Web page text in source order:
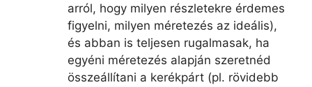
arról, hogy milyen részletekre érdemes
figyelni, milyen méretezés az ideális),
és abban is teljesen rugalmasak, ha
egyéni méretezés alapján szeretnéd
összeállítani a kerékpárt (pl. rövidebb